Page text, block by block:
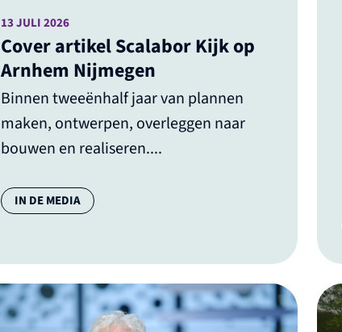
Cover artikel Scalabor Kijk op
Arnhem Nijmegen
Binnen tweeënhalf jaar van plannen
maken, ontwerpen, overleggen naar
bouwen en realiseren....
13 JULI 2026
Categorie:
IN DE MEDIA